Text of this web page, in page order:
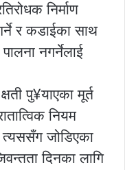
निर्माण
र कडाईका साथ
नगर्नेलाई
पु¥याएका मूर्त
नियम
त्यससँग जोडिएका
दिनका लागि